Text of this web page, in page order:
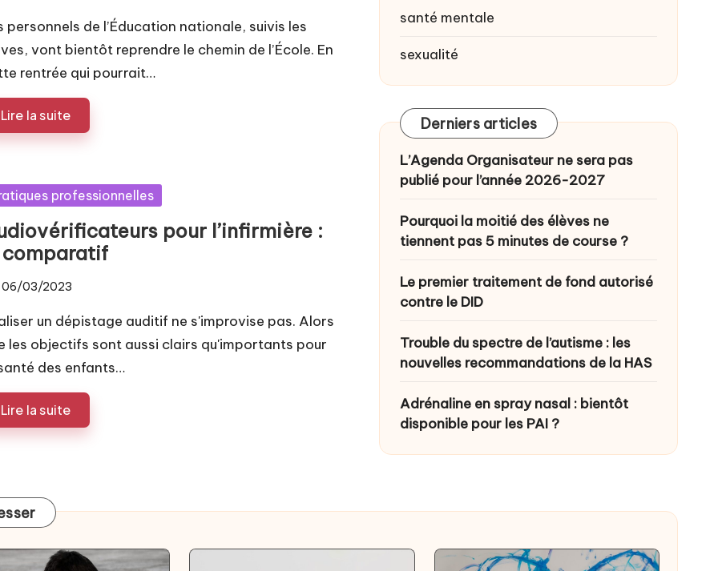
personnels de l’Éducation nationale, suivis les
vont bientôt reprendre le chemin de l’École. En
rentrée qui pourrait…
Lire la suite
professionnelles
pour l’infirmière :
comparatif
06/03/2023
un dépistage auditif ne s'improvise pas. Alors
les objectifs sont aussi clairs qu'importants pour
des enfants…
Lire la suite
santé mentale
sexualité
Derniers articles
L’Agenda Organisateur ne sera pas
publié pour l’année 2026-2027
Pourquoi la moitié des élèves ne
tiennent pas 5 minutes de course ?
Le premier traitement de fond autorisé
contre le DID
Trouble du spectre de l’autisme : les
nouvelles recommandations de la HAS
Adrénaline en spray nasal : bientôt
disponible pour les PAI ?